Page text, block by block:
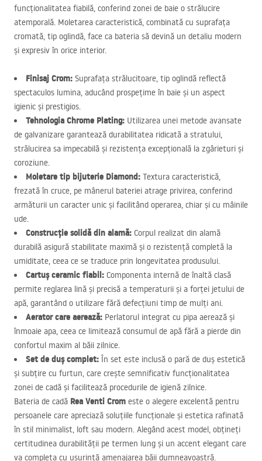
funcționalitatea fiabilă, conferind zonei de baie o strălucire
atemporală. Moletarea caracteristică, combinată cu suprafața
cromată, tip oglindă, face ca bateria să devină un detaliu modern
și expresiv în orice interior.
Finisaj Crom: Suprafața strălucitoare, tip oglindă reflectă
spectaculos lumina, aducând prospețime în baie și un aspect
igienic și prestigios.
Tehnologia Chrome Plating: Utilizarea unei metode avansate
de galvanizare garantează durabilitatea ridicată a stratului,
strălucirea sa impecabilă și rezistența excepțională la zgârieturi și
coroziune.
Moletare tip bijuterie Diamond: Textura caracteristică,
frezată în cruce, pe mânerul bateriei atrage privirea, conferind
armăturii un caracter unic și facilitând operarea, chiar și cu mâinile
ude.
Construcție solidă din alamă: Corpul realizat din alamă
durabilă asigură stabilitate maximă și o rezistență completă la
umiditate, ceea ce se traduce prin longevitatea produsului.
Cartuș ceramic fiabil: Componenta internă de înaltă clasă
permite reglarea lină și precisă a temperaturii și a forței jetului de
apă, garantând o utilizare fără defecțiuni timp de mulți ani.
Aerator care aerează: Perlatorul integrat cu pipa aerează și
înmoaie apa, ceea ce limitează consumul de apă fără a pierde din
confortul maxim al băii zilnice.
Set de duș complet: În set este inclusă o pară de duș estetică
și subțire cu furtun, care crește semnificativ funcționalitatea
zonei de cadă și facilitează procedurile de igienă zilnice.
Bateria de cadă Rea Venti Crom este o alegere excelentă pentru
persoanele care apreciază soluțiile funcționale și estetica rafinată
în stil minimalist, loft sau modern. Alegând acest model, obțineți
certitudinea durabilității pe termen lung și un accent elegant care
va completa cu ușurință amenajarea băii dumneavoastră.